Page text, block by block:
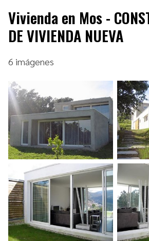
Vivienda en Mos -
DE VIVIENDA NUEVA
6 imágenes